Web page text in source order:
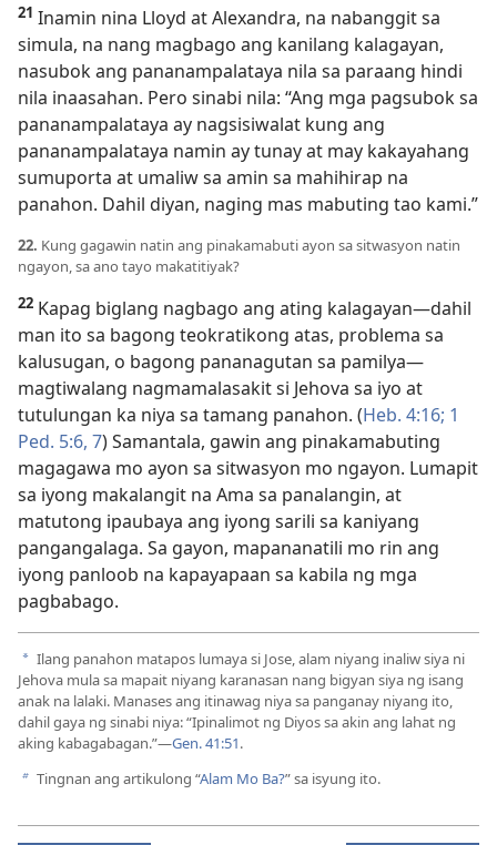
21 Inamin nina Lloyd at Alexandra, na nabanggit sa
simula, na nang magbago ang kanilang kalagayan,
nasubok ang pananampalataya nila sa paraang hindi
nila inaasahan. Pero sinabi nila: “Ang mga pagsubok sa
pananampalataya ay nagsisiwalat kung ang
pananampalataya namin ay tunay at may kakayahang
sumuporta at umaliw sa amin sa mahihirap na
panahon. Dahil diyan, naging mas mabuting tao kami.”
22. Kung gagawin natin ang pinakamabuti ayon sa sitwasyon natin
ngayon, sa ano tayo makatitiyak?
22 Kapag biglang nagbago ang ating kalagayan—dahil
man ito sa bagong teokratikong atas, problema sa
kalusugan, o bagong pananagutan sa pamilya—
magtiwalang nagmamalasakit si Jehova sa iyo at
tutulungan ka niya sa tamang panahon. (Heb. 4:16; 1
Ped. 5:6, 7) Samantala, gawin ang pinakamabuting
magagawa mo ayon sa sitwasyon mo ngayon. Lumapit
sa iyong makalangit na Ama sa panalangin, at
matutong ipaubaya ang iyong sarili sa kaniyang
pangangalaga. Sa gayon, mapananatili mo rin ang
iyong panloob na kapayapaan sa kabila ng mga
pagbabago.
a Ilang panahon matapos lumaya si Jose, alam niyang inaliw siya ni
Jehova mula sa mapait niyang karanasan nang bigyan siya ng isang
anak na lalaki. Manases ang itinawag niya sa panganay niyang ito,
dahil gaya ng sinabi niya: “Ipinalimot ng Diyos sa akin ang lahat ng
aking kabagabagan.”—Gen. 41:51.
b Tingnan ang artikulong “Alam Mo Ba?” sa isyung ito.